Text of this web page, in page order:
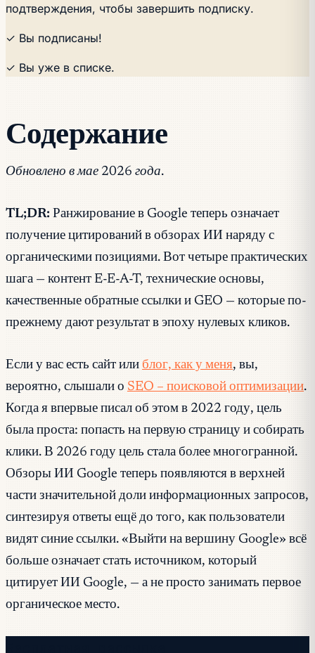
подтверждения, чтобы завершить подписку.
✓ Вы подписаны!
✓ Вы уже в списке.
Содержание
Обновлено в мае 2026 года.
TL;DR: Ранжирование в Google теперь означает
получение цитирований в обзорах ИИ наряду с
органическими позициями. Вот четыре практических
шага — контент E-E-A-T, технические основы,
качественные обратные ссылки и GEO — которые по-
прежнему дают результат в эпоху нулевых кликов.
Если у вас есть сайт или блог, как у меня, вы,
вероятно, слышали о SEO – поисковой оптимизации.
Когда я впервые писал об этом в 2022 году, цель
была проста: попасть на первую страницу и собирать
клики. В 2026 году цель стала более многогранной.
Обзоры ИИ Google теперь появляются в верхней
части значительной доли информационных запросов,
синтезируя ответы ещё до того, как пользователи
видят синие ссылки. «Выйти на вершину Google» всё
больше означает стать источником, который
цитирует ИИ Google, — а не просто занимать первое
органическое место.